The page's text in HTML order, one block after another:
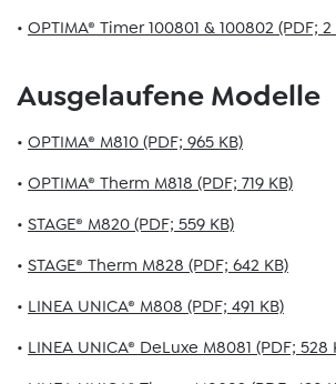
• OPTIMA® Timer 100801 & 100802 (PDF; 2
Ausgelaufene Modelle
• OPTIMA® M810 (PDF; 965 KB)
• OPTIMA® Therm M818 (PDF; 719 KB)
• STAGE® M820 (PDF; 559 KB)
• STAGE® Therm M828 (PDF; 642 KB)
• LINEA UNICA® M808 (PDF; 491 KB)
• LINEA UNICA® DeLuxe M8081 (PDF; 528